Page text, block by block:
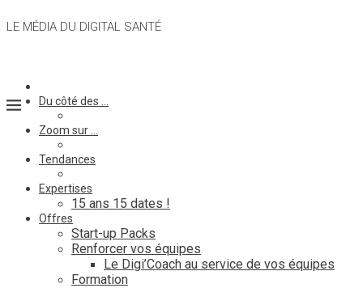
LE MÉDIA DU DIGITAL SANTÉ
Du côté des …
Zoom sur …
Tendances
Expertises
15 ans 15 dates !
Offres
Start-up Packs
Renforcer vos équipes
Le Digi’Coach au service de vos équipes
Formation